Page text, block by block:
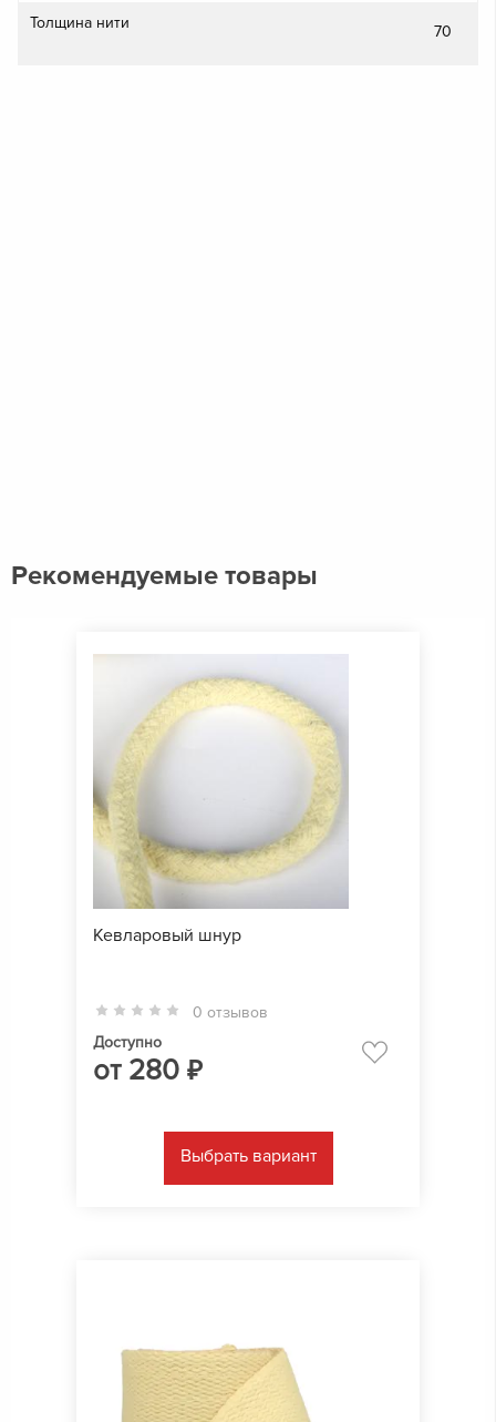
Толщина нити 70
Рекомендуемые товары
Кевларовый шнур
0 отзывов
Доступно
от 280 ₽
Выбрать вариант